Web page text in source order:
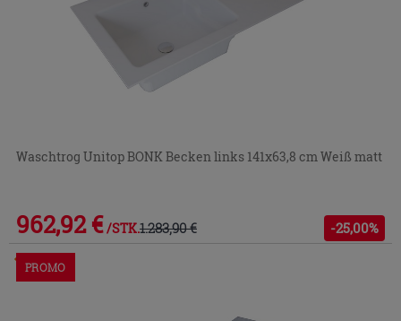
Waschtrog Unitop BONK Becken links 141x63,8 cm Weiß matt
962,92 € /STK.1.283,90 € -25,00%
Im Geschäft oder über den Kundenservice bestellbar
PROMO